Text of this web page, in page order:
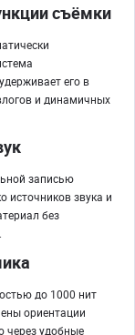
съёмки
его в
и динамичных
записью
источников звука и
без
до 1000 нит
ориентации
через удобные